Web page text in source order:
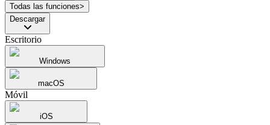
Todas las funciones>
Descargar
Escritorio
Windows
macOS
Móvil
iOS